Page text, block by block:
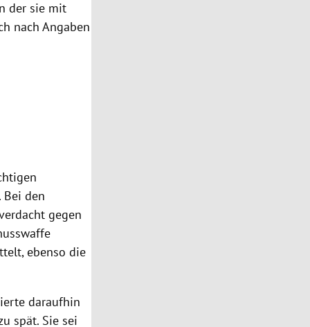
der sie mit
nach Angaben
den
gegen
ebenso die
daraufhin
spät. Sie sei